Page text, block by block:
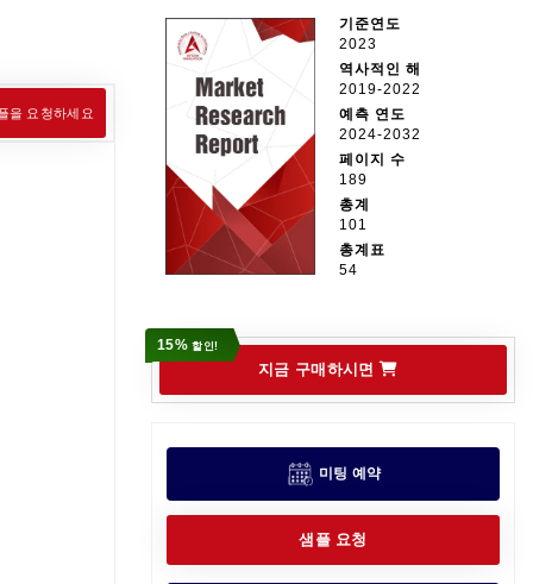
을 요청하세요
기준연도
2023
역사적인 해
2019-2022
예측 연도
2024-2032
페이지 수
189
총계
101
총계표
54
지금 구매하시면
15%할인!
미팅 예약
샘플 요청